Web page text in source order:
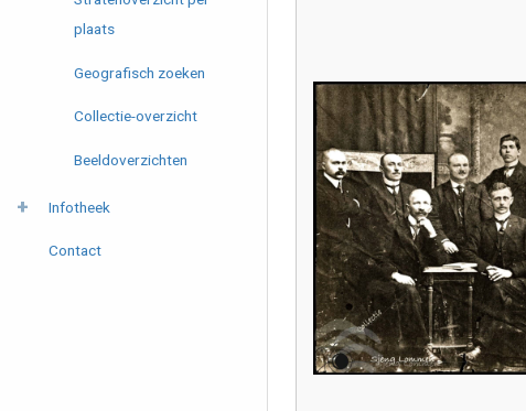
plaats
Geografisch zoeken
Collectie-overzicht
Beeldoverzichten
Infotheek
Contact